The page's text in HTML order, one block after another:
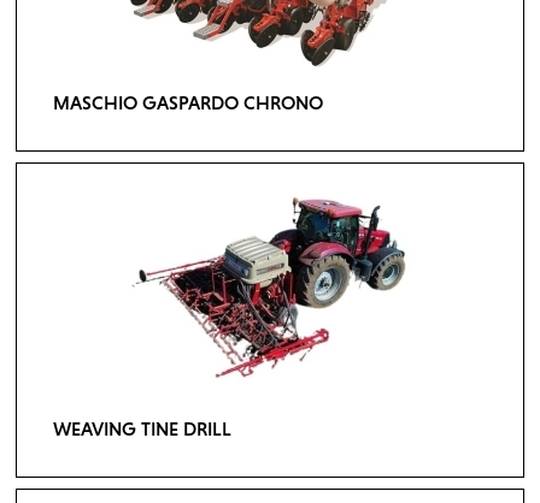
MASCHIO GASPARDO CHRONO
WEAVING TINE DRILL